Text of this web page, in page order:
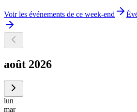
Voir les événements de ce week-end
août 2026
lun
mar